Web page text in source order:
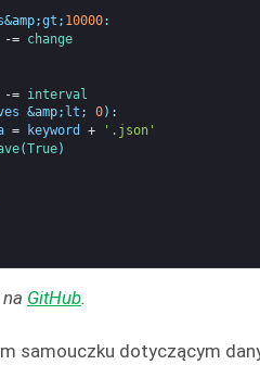
&amp;gt ; 10000:
-= change
-=
interval
&amp; lt ; 0) :
= keyword +
'.json'
(True)
GitHub.
samouczku dotyczącym